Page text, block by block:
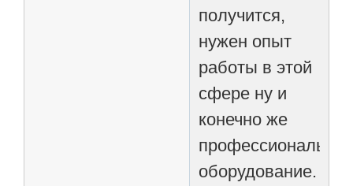
получится,
нужен опыт
работы в этой
сфере ну и
конечно же
профессиональное
оборудование.